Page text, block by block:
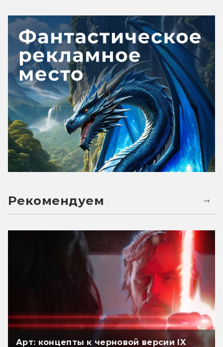
Рекомендуем
Арт: концепты к черновой версии IX